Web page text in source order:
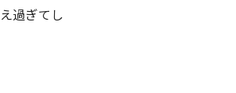
過ぎてし